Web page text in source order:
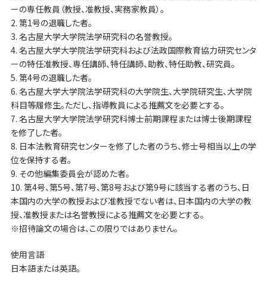
ーの専任教員（教授、准教授、実務家教員）。
2. 第1号の退職した者。
3. 名古屋大学大学院法学研究科の名誉教授。
4. 名古屋大学大学院法学研究科および法政国際教育協力研究センタ
ーの特任准教授、専任講師、特任講師、助教、特任助教、研究員。
5. 第4号の退職した者。
6. 名古屋大学大学院法学研究科の大学院生、大学院研究生、大学院
科目等履修生。ただし、指導教員による推薦文を必要とする。
7. 名古屋大学大学院法学研究科博士前期課程または博士後期課程
を修了した者。
8. 日本法教育研究センターを修了した者のうち、修士号相当以上の学
位を保持する者。
9. その他編集委員会が認めた者。
10. 第4号、第5号、第7号、第8号および第9号に該当する者のうち、日
本国内の大学の教授および准教授でない者は、日本国内の大学の教
授、准教授または名誉教授による推薦文を必要とする。
※招待論文の場合は、この限りではありません。
使用言語
日本語または英語。